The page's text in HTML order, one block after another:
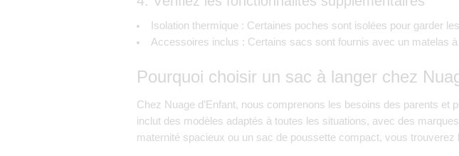
Isolation thermique: Certaines poches sont isolées pour garder
Accessoires inclus : Certains sacs sont fournis avec un matelas
Pourquoi choisir un sac à langer chez
Chez Nuage d’Enfant, nous comprenons les besoins des parents
inclut des modèles adaptés à toutes les situations, avec des
maternité spacieux ou un sac de poussette compact, vous